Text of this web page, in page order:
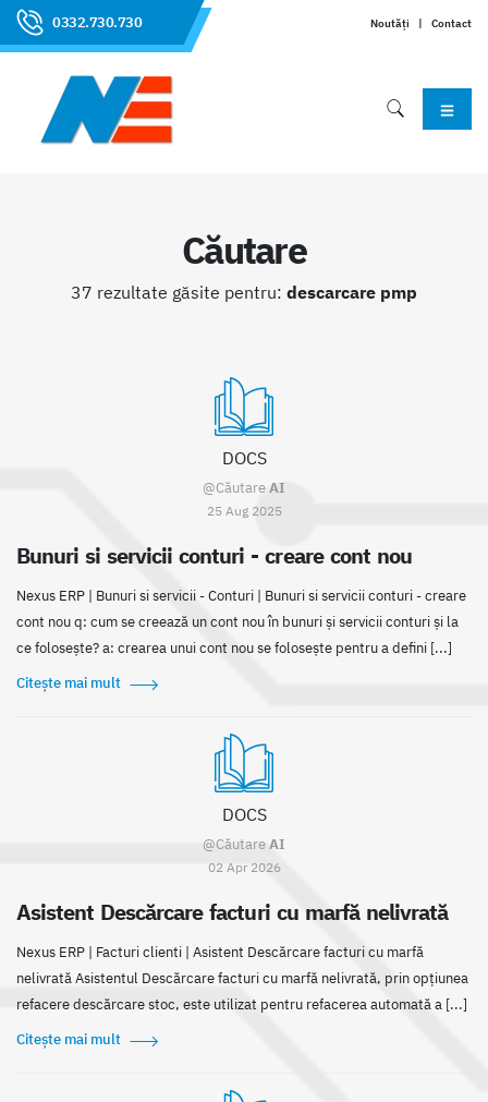
0332.730.730 Noutăți | Contact
Căutare
37 rezultate găsite pentru: descarcare pmp
DOCS
@CăutareAI
25 Aug 2025
Bunuri si servicii conturi - creare cont nou
Nexus ERP | Bunuri si servicii - Conturi | Bunuri si servicii conturi - creare
cont nou q: cum se creează un cont nou în bunuri și servicii conturi și la
ce folosește? a: crearea unui cont nou se folosește pentru a defini [...]
Citește mai mult
DOCS
@CăutareAI
02 Apr 2026
Asistent Descărcare facturi cu marfă nelivrată
Nexus ERP | Facturi clienti | Asistent Descărcare facturi cu marfă
nelivrată Asistentul Descărcare facturi cu marfă nelivrată, prin opțiunea
refacere descărcare stoc, este utilizat pentru refacerea automată a [...]
Citește mai mult